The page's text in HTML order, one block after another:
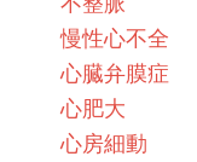
慢性心不全
心臓弁膜症
心肥大
心房細動